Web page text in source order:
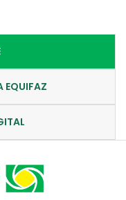
EQUIFAZ